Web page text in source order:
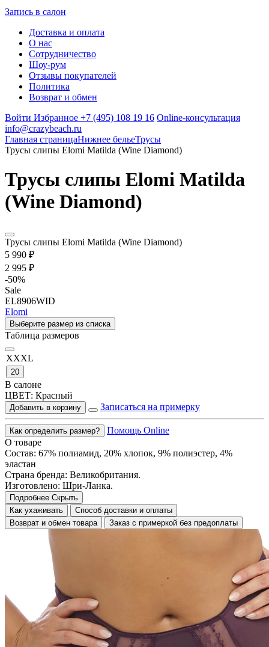
Запись в салон
Доставка и оплата
О нас
Сотрудничество
Шоу-рум
Отзывы покупателей
Политика
Возврат и обмен
Войти Избранное +7 (495) 108 19 16 Online-консультация
info@crazybeach.ru
Главная страницаНижнее бельеТрусы
Трусы слипы Elomi Matilda (Wine Diamond)
Трусы слипы Elomi Matilda
(Wine Diamond)
Трусы слипы Elomi Matilda (Wine Diamond)
5 990 ₽
2 995 ₽
-50%
Sale
EL8906WID
Elomi
Выберите размер из списка
Таблица размеров
XXXL
20
В салоне
ЦВЕТ: Красный
Добавить в корзину Записаться на примерку
Как определить размер?
Помощь Online
О товаре
Состав: 67% полиамид, 20% хлопок, 9% полиэстер, 4%
эластан
Страна бренда: Великобритания.
Изготовлено: Шри-Ланка.
Подробнее Скрыть
Как ухаживать
Способ доставки и оплаты
Возврат и обмен товара
Заказ с примеркой без предоплаты